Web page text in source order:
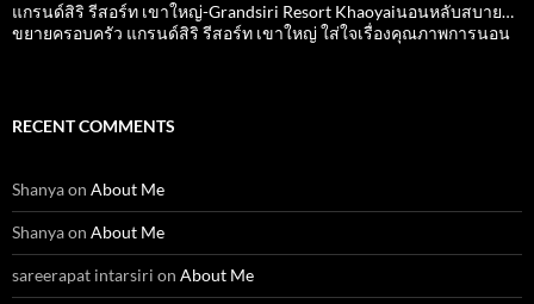
แกรนด์สิริ​ รีสอร์ท​ เขาใหญ่​-Grandsiri​ Resort​ Khaoyaiนอนหลับสบาย…
ขยายครอบครัว แกรนด์สิริ รีสอร์ท เขาใหญ่ ใส่ใจเรื่องคุณภาพการนอน
RECENT COMMENTS
Shanyaon About Me
Shanyaon About Me
sareerapat intarsiri on About Me